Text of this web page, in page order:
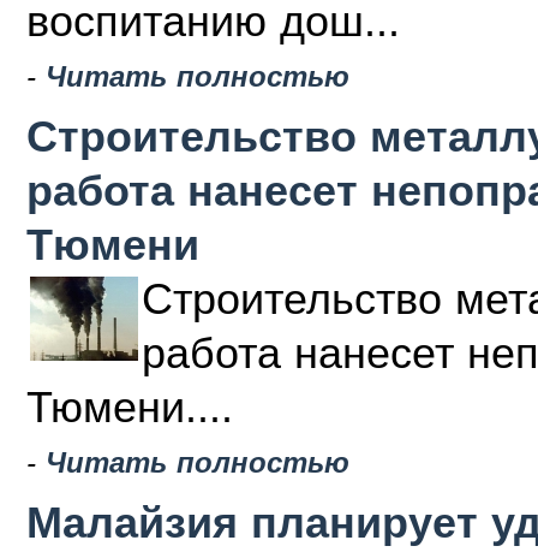
воспитанию дош...
- Читать полностью
Строительство
работа нанесет
Тюмени
Строительство
работа нанесет
Тюмени....
- Читать полностью
Малайзия планирует